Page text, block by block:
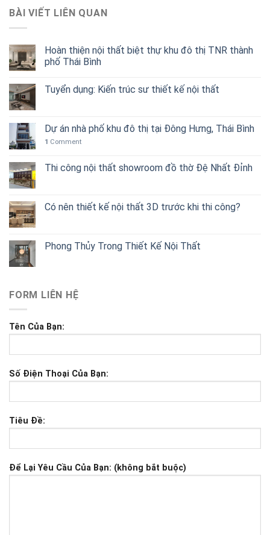
BÀI VIẾT LIÊN QUAN
Hoàn thiện nội thất biệt thự khu đô thị TNR thành
phố Thái Bình
Tuyển dụng: Kiến trúc sư thiết kế nội thất
Dự án nhà phố khu đô thị tại Đông Hưng, Thái Bình
1 Comment
Thi công nội thất showroom đồ thờ Đệ Nhất Đỉnh
Có nên thiết kế nội thất 3D trước khi thi công?
Phong Thủy Trong Thiết Kế Nội Thất
FORM LIÊN HỆ
Tên Của Bạn:
Số Điện Thoại Của Bạn:
Tiêu Đề:
Để Lại Yêu Cầu Của Bạn: (không bắt buộc)